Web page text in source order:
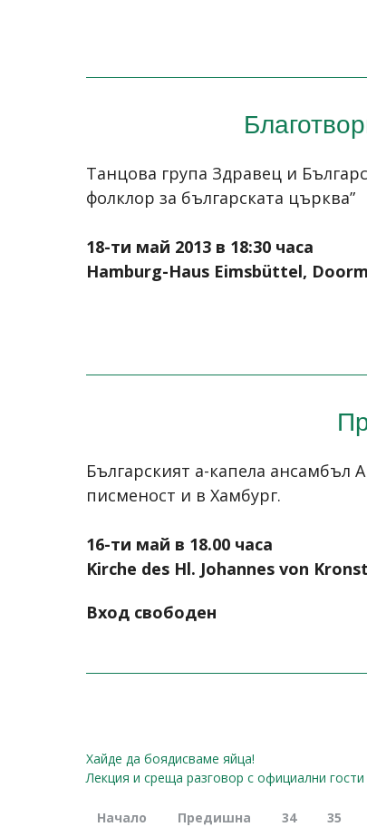
Танцова група Здравец и
фолклор за българската църква”
18-ти май 2013 в 18:30 часа
Hamburg-Haus Eimsbüttel,
Българският а-капела ансамбъл
писменост и в Хамбург.
16-ти май в 18.00 часа
Kirche des Hl. Johannes von
Вход свободен
Хайде да боядисваме яйца!
Лекция и среща разговор с официални
Начало Предишна 34 35